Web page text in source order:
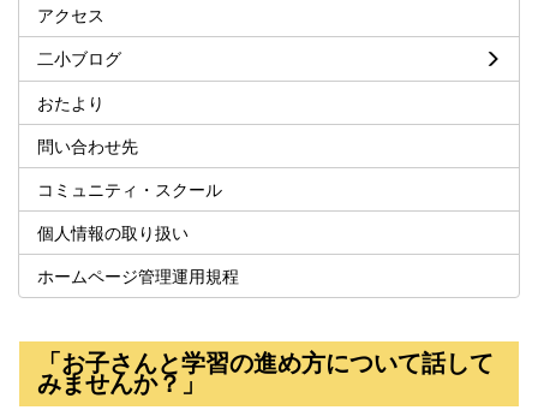
アクセス
二小ブログ
おたより
問い合わせ先
コミュニティ・スクール
個人情報の取り扱い
ホームページ管理運用規程
「お子さんと学習の進め方について話して
みませんか？」